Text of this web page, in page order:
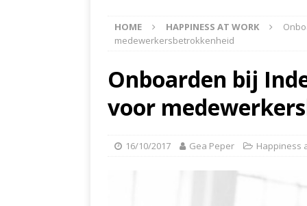
[ 11/07/2026 ]
De
HAPPINESS AT WORK
[ 19/06/2026 ] Zo
[ 19/06/2026 ] Waarom
HAPPINESS AT WORK
HOME HAPPINESS AT WORK
medewerkersbetrokkenheid
Onboarden bij
voor
16/10/2017 Gea Peper Happiness